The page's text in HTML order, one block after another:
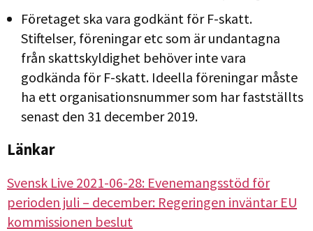
Företaget ska vara godkänt för F-skatt.
Stiftelser, föreningar etc som är undantagna
från skattskyldighet behöver inte vara
godkända för F-skatt. Ideella föreningar måste
ha ett organisationsnummer som har fastställts
senast den 31 december 2019.
Länkar
Svensk Live 2021-06-28: Evenemangsstöd för
perioden juli – december: Regeringen inväntar EU
kommissionen beslut